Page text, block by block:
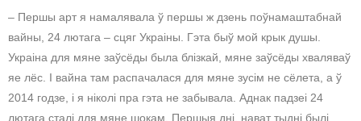
– Першы арт я намалявала ў першы ж дзень поўнамаштабнай
вайны, 24 лютага – сцяг Украіны. Гэта быў мой крык душы.
Украіна для мяне заўсёды была блізкай, мяне заўсёды хваляваў
яе лёс. І вайна там распачалася для мяне зусім не сёлета, а ў
2014 годзе, і я ніколі пра гэта не забывала. Аднак падзеі 24
лютага сталі для мяне шокам. Першыя дні, нават тыдні былі